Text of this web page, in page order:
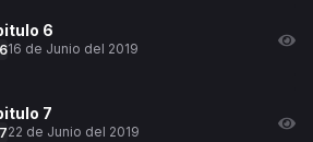
6
616 de Junio del 2019
7
722 de Junio del 2019